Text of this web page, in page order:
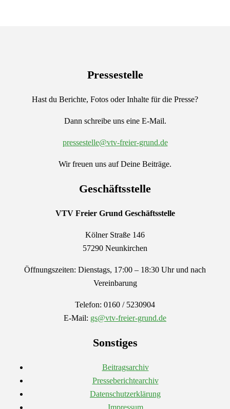
Pressestelle
Hast du Berichte, Fotos oder Inhalte für die Presse?
Dann schreibe uns eine E-Mail.
pressestelle@vtv-freier-grund.de
Wir freuen uns auf Deine Beiträge.
Geschäftsstelle
VTV Freier Grund Geschäftsstelle
Kölner Straße 146
57290 Neunkirchen
Öffnungszeiten: Dienstags, 17:00 – 18:30 Uhr und nach
Vereinbarung
Telefon: 0160 / 5230904
E-Mail: gs@vtv-freier-grund.de
Sonstiges
Beitragsarchiv
Presseberichtearchiv
Datenschutzerklärung